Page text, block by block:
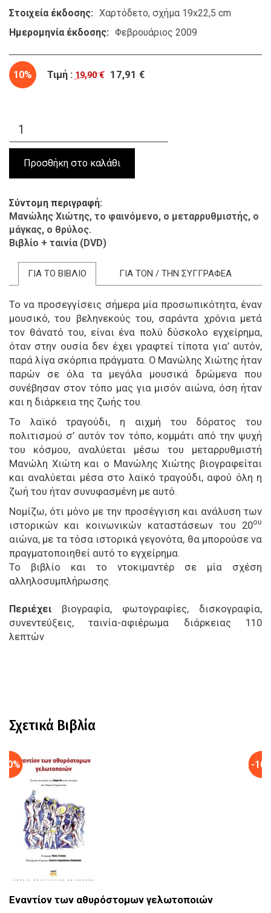
Στοιχεία έκδοσης
Χαρτόδετο, σχήμα 19x22,5 cm
Ημερομηνία έκδοσης
Φεβρουάριος 2009
10% Τιμή : 19,90 € 17,91 €
Σύντομη περιγραφή
Μανώλης Χιώτης, το φαινόμενο, ο μεταρρυθμιστής, ο
μάγκας, ο θρύλος.
Βιβλίο + ταινία (DVD)
ΓΙΑ ΤΟ ΒΙΒΛΙΟ ΓΙΑ ΤΟΝ / ΤΗΝ ΣΥΓΓΡΑΦΕΑ
Το να προσεγγίσεις σήμερα μία προσωπικότητα, έναν
μουσικό, του βεληνεκούς του, σαράντα χρόνια μετά
τον θάνατό του, είναι ένα πολύ δύσκολο εγχείρημα,
όταν στην ουσία δεν έχει γραφτεί τίποτα για’ αυτόν,
παρά λίγα σκόρπια πράγματα. Ο Μανώλης Χιώτης ήταν
παρών σε όλα τα μεγάλα μουσικά δρώμενα που
συνέβησαν στον τόπο μας για μισόν αιώνα, όση ήταν
και η διάρκεια της ζωής του.
Το λαϊκό τραγούδι, η αιχμή του δόρατος του
πολιτισμού σ’ αυτόν τον τόπο, κομμάτι από την ψυχή
του κόσμου, αναλύεται μέσω του μεταρρυθμιστή
Μανώλη Χιώτη και ο Μανώλης Χιώτης βιογραφείται
και αναλύεται μέσα στο λαϊκό τραγούδι, αφού όλη η
ζωή του ήταν συνυφασμένη με αυτό.
Νομίζω, ότι μόνο με την προσέγγιση και ανάλυση των
ιστορικών και κοινωνικών καταστάσεων του 20ου
αιώνα, με τα τόσα ιστορικά γεγονότα, θα μπορούσε να
πραγματοποιηθεί αυτό το εγχείρημα.
Το βιβλίο και το ντοκιμαντέρ σε μία σχέση
αλληλοσυμπλήρωσης.
Περιέχει βιογραφία, φωτογραφίες, δισκογραφία,
συνεντεύξεις, ταινία-αφιέρωμα διάρκειας 110
λεπτών
Σχετικά Βιβλία
Εναντίον των αθυρόστομων γελωτοποιών
-